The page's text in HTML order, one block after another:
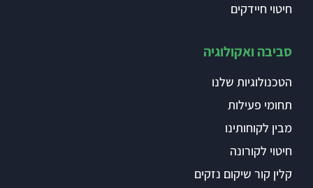
סביבה ואקולוגיה
הטכנולוגיות שלנו
תחומי פעילות
מבין לקוחותינו
חיטוי לקורונה
קלין קור שיקום נזקים
חיטוי חיידקים